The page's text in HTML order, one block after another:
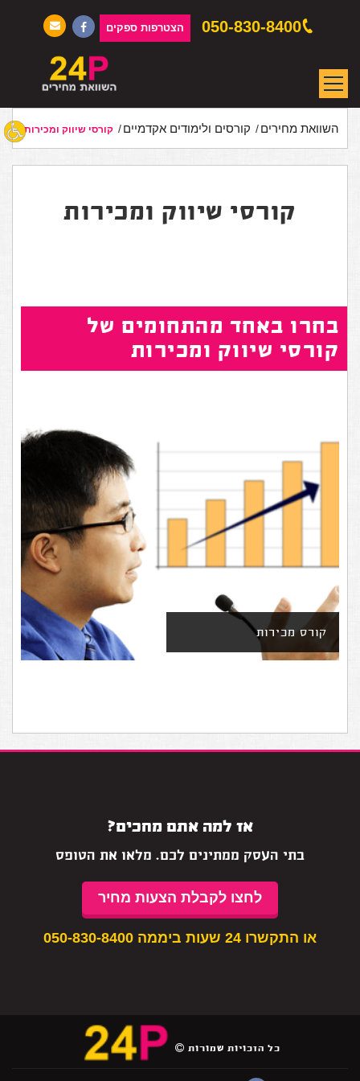
050-830-8400 הצטרפות ספקים
השוואת מחירים קורסים ולימודים אקדמיים קורסי שיווק ומכירות
קורסי שיווק ומכירות
בחרו באחד מהתחומים של
קורסי שיווק ומכירות
קורס מכירות
אז למה אתם מחכים?
בתי העסק ממתינים לכם. מלאו את הטופס
לחצו לקבלת הצעות מחיר
או התקשרו 24 שעות ביממה 050-830-8400
כל הזכויות שמורות